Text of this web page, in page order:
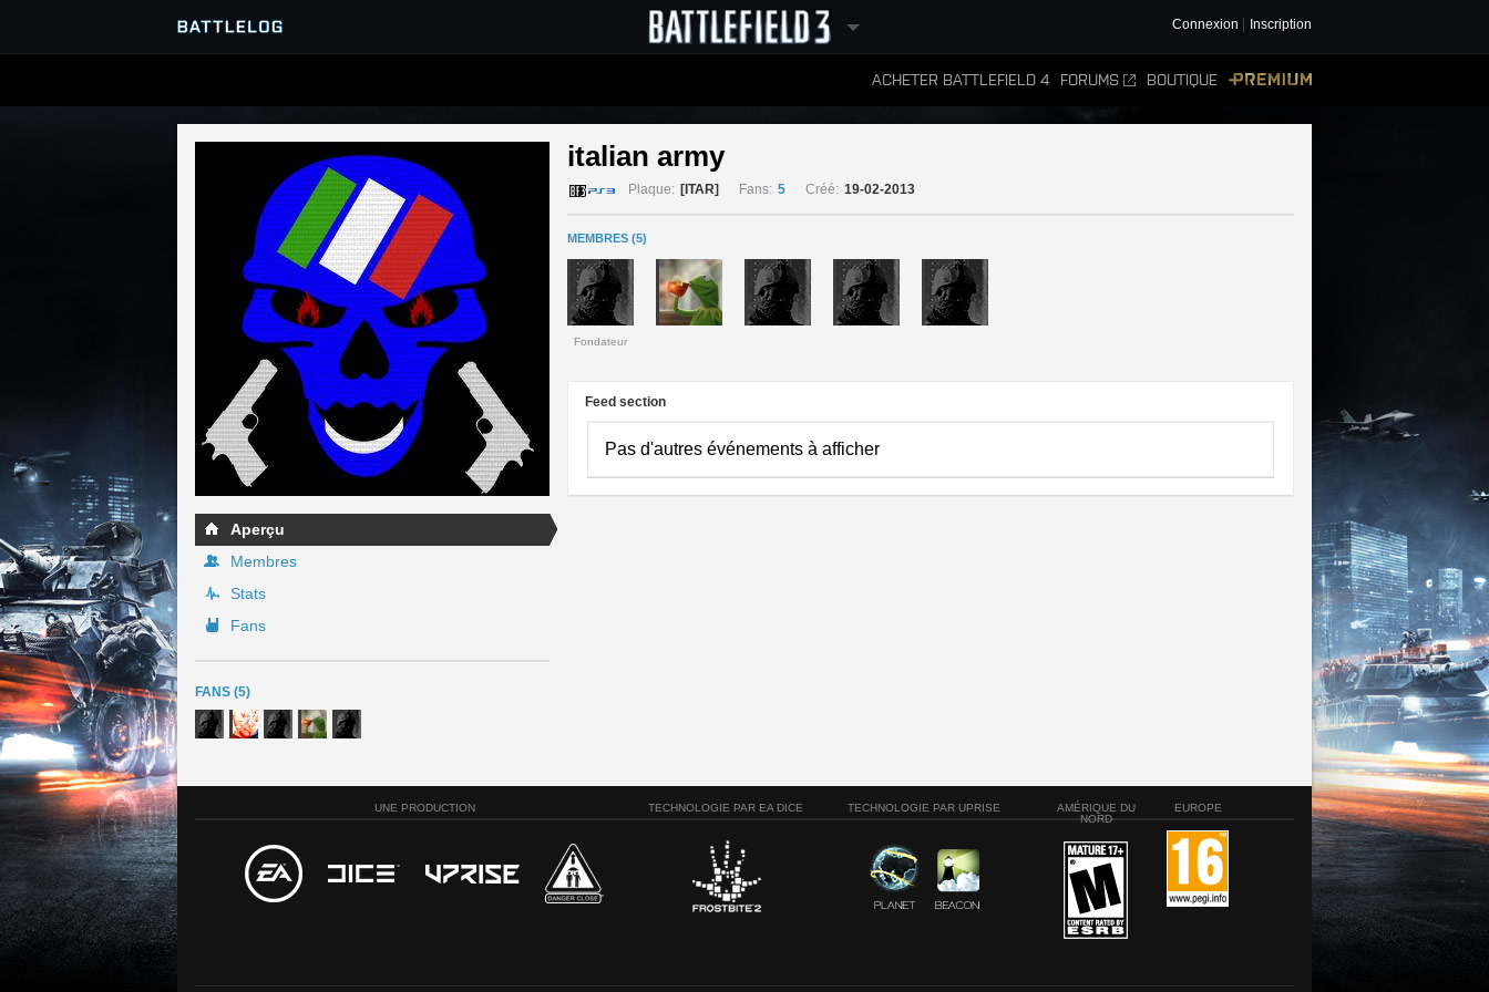
Connexion Inscription
ACHETER BATTLEFIELD 4 FORUMS BOUTIQUE
SERVEURS
PARTIES
CLASSEMENTS
Aperçu
Membres
Stats
Fans
FANS (5)
italian army
Plaque: [ITAR] Fans: 5 Créé: 19-02-2013
MEMBRES (5)
Fondateur
Feed section
Pas d'autres événements à afficher
UNE PRODUCTION TECHNOLOGIE PAR EA DICE TECHNOLOGIE PAR UPRISE
AMÉRIQUE DU
NORD
EUROPE